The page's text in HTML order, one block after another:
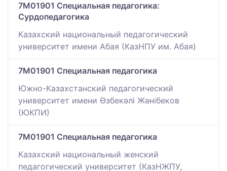
7M01901 Специальная педагогика:
Сурдопедагогика
Казахский национальный педагогический
университет имени Абая (КазНПУ им. Абая)
7M01901 Специальная педагогика
Южно-Казахстанский педагогический
университет имени Өзбекәлі Жәнібеков
(ЮКПИ)
7M01901 Специальная педагогика
Казахский национальный женский
педагогический университет (КазНЖПУ,